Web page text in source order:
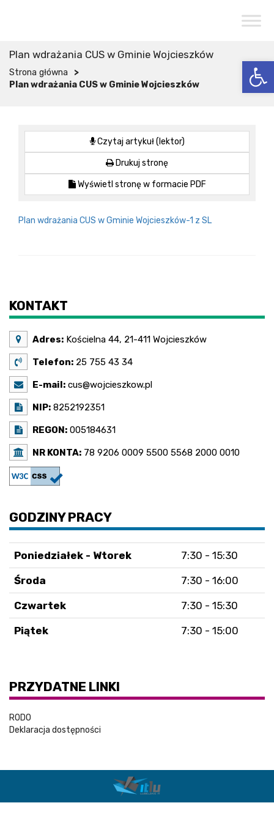
Plan wdrażania CUS w Gminie Wojcieszków
Strona główna >
Plan wdrażania CUS w Gminie Wojcieszków
Czytaj artykuł (lektor)
Drukuj stronę
Wyświetl stronę w formacie PDF
Plan wdrażania CUS w Gminie Wojcieszków-1 z SL
KONTAKT
Adres: Kościelna 44, 21-411 Wojcieszków
Telefon: 25 755 43 34
E-mail: cus@wojcieszkow.pl
NIP: 8252192351
REGON: 005184631
NR KONTA: 78 9206 0009 5500 5568 2000 0010
GODZINY PRACY
Poniedziałek - Wtorek 7:30 - 15:30
Środa 7:30 - 16:00
Czwartek 7:30 - 15:30
Piątek 7:30 - 15:00
PRZYDATNE LINKI
RODO
Deklaracja dostępności